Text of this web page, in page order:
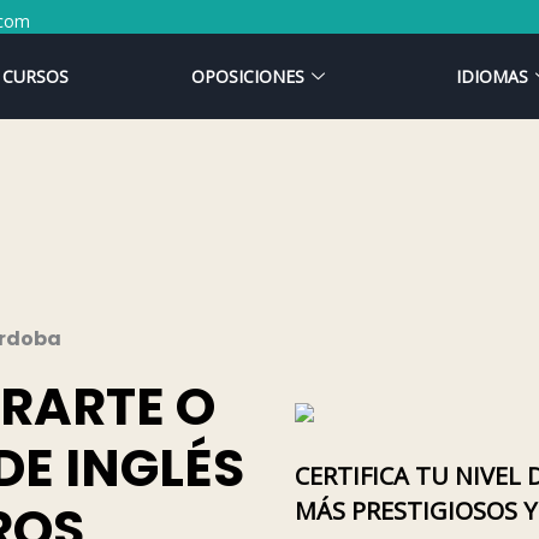
CURSOS OPOSICIONES IDIOMAS
O
INGLÉS
CERTIFICA TU NIVEL
MÁS PRESTIGIOSOS